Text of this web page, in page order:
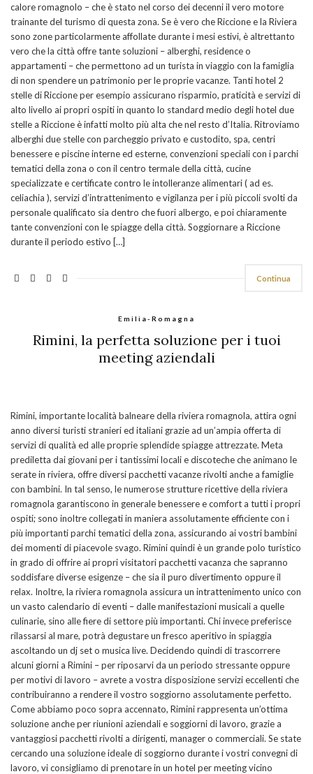
calore romagnolo – che è stato nel corso dei decenni il vero motore
trainante del turismo di questa zona. Se è vero che Riccione e la Riviera
sono zone particolarmente affollate durante i mesi estivi, è altrettanto
vero che la città offre tante soluzioni – alberghi, residence o
appartamenti – che permettono ad un turista in viaggio con la famiglia
di non spendere un patrimonio per le proprie vacanze. Tanti hotel 2
stelle di Riccione per esempio assicurano risparmio, praticità e servizi di
alto livello ai propri ospiti in quanto lo standard medio degli hotel due
stelle a Riccione è infatti molto più alta che nel resto d’Italia. Ritroviamo
alberghi due stelle con parcheggio privato e custodito, spa, centri
benessere e piscine interne ed esterne, convenzioni speciali con i parchi
tematici della zona o con il centro termale della città, cucine
specializzate e certificate contro le intolleranze alimentari ( ad es.
celiachia ), servizi d’intrattenimento e vigilanza per i più piccoli svolti da
personale qualificato sia dentro che fuori albergo, e poi chiaramente
tante convenzioni con le spiagge della città. Soggiornare a Riccione
durante il periodo estivo […]
Continua
Emilia-Romagna
Rimini, la perfetta soluzione per i tuoi
meeting aziendali
Rimini, importante località balneare della riviera romagnola, attira ogni
anno diversi turisti stranieri ed italiani grazie ad un’ampia offerta di
servizi di qualità ed alle proprie splendide spiagge attrezzate. Meta
prediletta dai giovani per i tantissimi locali e discoteche che animano le
serate in riviera, offre diversi pacchetti vacanze rivolti anche a famiglie
con bambini. In tal senso, le numerose strutture ricettive della riviera
romagnola garantiscono in generale benessere e comfort a tutti i propri
ospiti; sono inoltre collegati in maniera assolutamente efficiente con i
più importanti parchi tematici della zona, assicurando ai vostri bambini
dei momenti di piacevole svago. Rimini quindi è un grande polo turistico
in grado di offrire ai propri visitatori pacchetti vacanza che sapranno
soddisfare diverse esigenze – che sia il puro divertimento oppure il
relax. Inoltre, la riviera romagnola assicura un intrattenimento unico con
un vasto calendario di eventi – dalle manifestazioni musicali a quelle
culinarie, sino alle fiere di settore più importanti. Chi invece preferisce
rilassarsi al mare, potrà degustare un fresco aperitivo in spiaggia
ascoltando un dj set o musica live. Decidendo quindi di trascorrere
alcuni giorni a Rimini – per riposarvi da un periodo stressante oppure
per motivi di lavoro – avrete a vostra disposizione servizi eccellenti che
contribuiranno a rendere il vostro soggiorno assolutamente perfetto.
Come abbiamo poco sopra accennato, Rimini rappresenta un’ottima
soluzione anche per riunioni aziendali e soggiorni di lavoro, grazie a
vantaggiosi pacchetti rivolti a dirigenti, manager o commerciali. Se state
cercando una soluzione ideale di soggiorno durante i vostri convegni di
lavoro, vi consigliamo di prenotare in un hotel per meeting vicino